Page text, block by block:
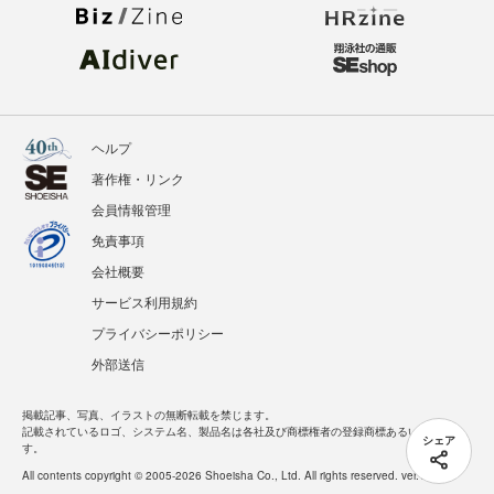
シェア
ヘルプ
著作権・リンク
会員情報管理
免責事項
会社概要
サービス利用規約
プライバシーポリシー
外部送信
掲載記事、写真、イラストの無断転載を禁じます。
記載されているロゴ、システム名、製品名は各社及び商標権者の登録商標あるいは商標で
す。
All contents copyright © 2005-2026 Shoeisha Co., Ltd. All rights reserved. ver.1.5